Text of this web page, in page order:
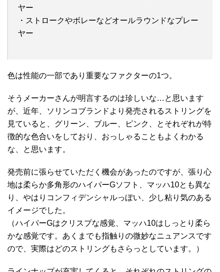
ヤー
・ストロークやボレーなどオールラウンドなプレー
ヤー
色は性能の一部であり重要なファクターの1つ。
そうメーカーさんが明言するのは珍しいな…と思います
が、近年、ソリンコブランドより発売されるストリングを
見ていると、グリーン、ブルー、ピンク、とそれぞれが特
徴的な色合いをしており、おっしゃることもよくわかる
な、と思います。
発売前に張らせていただく機会があったのですが、張り心
地は柔らか多角形のハイパーGソフト、マッハ10とも異な
り、やはりコンフィデンシャルっぽい、少し粘り気のある
イメージでした。
（ハイパーGはクリスプな感覚、マッハ10はしっとり柔ら
かな感覚です。あくまでも指触りの微妙なニュアンスです
ので、実際はどのストリングもさらっとしています。）